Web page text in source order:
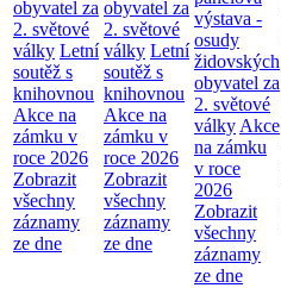
obyvatel za
2. světové
války Letní
soutěž s
knihovnou
Akce na
zámku v
roce 2026
Zobrazit
všechny
záznamy
ze dne
obyvatel za
2. světové
války Letní
soutěž s
knihovnou
Akce na
zámku v
roce 2026
Zobrazit
všechny
záznamy
ze dne
výstava -
osudy
židovských
obyvatel za
2. světové
války Akce
na zámku
v roce
2026
Zobrazit
všechny
záznamy
ze dne